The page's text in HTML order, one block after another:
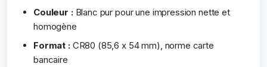
Couleur :Blanc pur pour une impression nette et
homogène
Format :CR80 (85,6 x 54 mm), norme carte
bancaire